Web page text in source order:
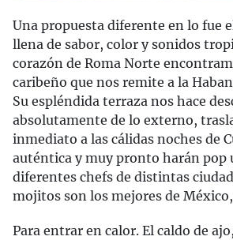
Una propuesta diferente en lo fue
llena de sabor, color y sonidos
corazón de Roma Norte
caribeño que nos remite a la
Su espléndida terraza nos hace
absolutamente de lo externo,
inmediato a las cálidas noches de
auténtica y muy pronto harán pop
diferentes chefs de distintas
mojitos son los mejores de
Para entrar en calor. El caldo de